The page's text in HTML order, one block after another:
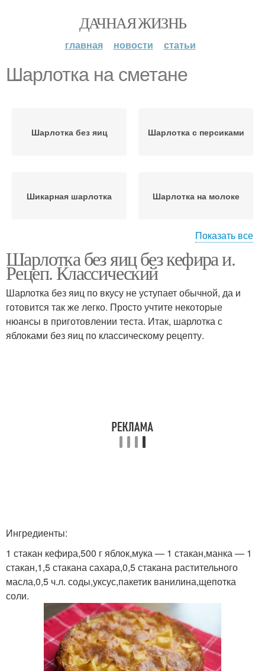
ДАЧНАЯ ЖИЗНЬ
главная новости статьи
Шарлотка на сметане
Шарлотка без яиц Шарлотка с персиками
Шикарная шарлотка Шарлотка на молоке
Шарлотка в
мультиварке
Шарлотка с целыми
яблоками
Шарлотка без манки Шарлотка с манкой
Показать все
Шарлотка без яиц без кефира и.
Рецеп. Классический
Шарлотка без яиц по вкусу не уступает обычной, да и
готовится так же легко. Просто учтите некоторые
нюансы в приготовлении теста. Итак, шарлотка с
яблоками без яиц по классическому рецепту.
Ингредиенты:
1 стакан кефира,500 г яблок,мука — 1 стакан,манка — 1
стакан,1,5 стакана сахара,0,5 стакана растительного
масла,0,5 ч.л. соды,уксус,пакетик ванилина,щепотка
соли.